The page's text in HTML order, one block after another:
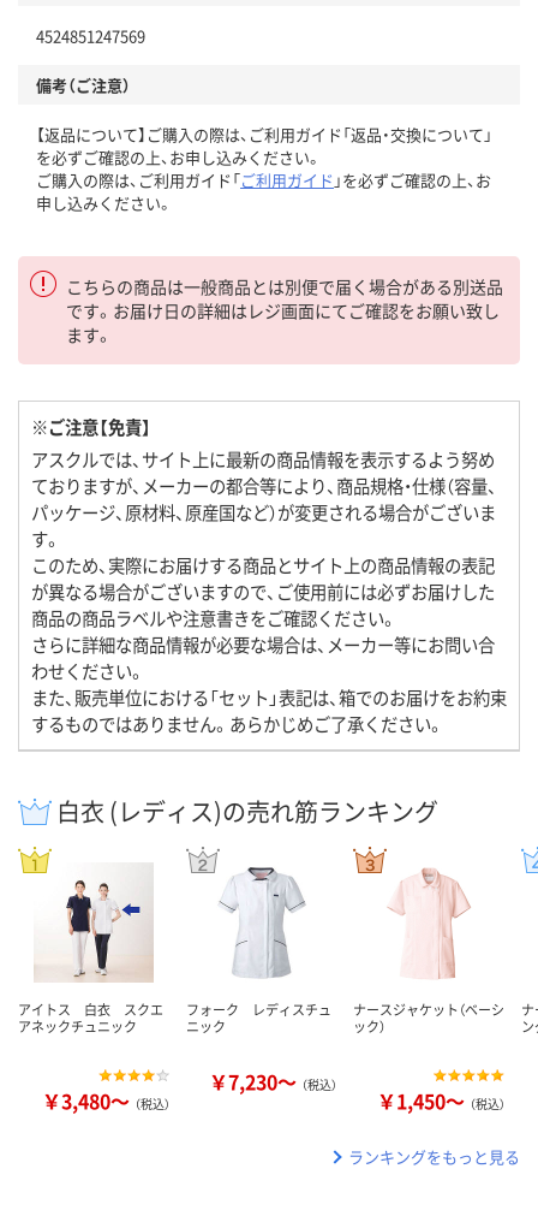
4524851247569
備考（ご注意）
【返品について】ご購入の際は、ご利用ガイド「返品・交換について」
を必ずご確認の上、お申し込みください。
ご購入の際は、ご利用ガイド「ご利用ガイド 」を必ずご確認の上、お
申し込みください。
こちらの商品は一般商品とは別便で届く場合がある別送品
です。お届け日の詳細はレジ画面にてご確認をお願い致し
ます。
※ご注意【免責】
アスクルでは、サイト上に最新の商品情報を表示するよう努め
ておりますが、メーカーの都合等により、商品規格・仕様（容量、
パッケージ、原材料、原産国など）が変更される場合がございま
す。
このため、実際にお届けする商品とサイト上の商品情報の表記
が異なる場合がございますので、ご使用前には必ずお届けした
商品の商品ラベルや注意書きをご確認ください。
さらに詳細な商品情報が必要な場合は、メーカー等にお問い合
わせください。
また、販売単位における「セット」表記は、箱でのお届けをお約束
するものではありません。あらかじめご了承ください。
白衣 (レディス)の売れ筋ランキング
アイトス 白衣 スクエ
アネックチュニック
￥3,480～ （税込）
フォーク レディスチュ
ニック
￥7,230～ （税込）
ナースジャケット（ベーシ
ック）
￥1,450～ （税込）
ナ
ン
ランキングをもっと見る